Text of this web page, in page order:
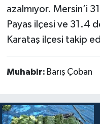
azalmıyor. Mersin’i
Payas ilçesi ve 31.4
Karataş ilçesi takip
Muhabir: Barış Çoban